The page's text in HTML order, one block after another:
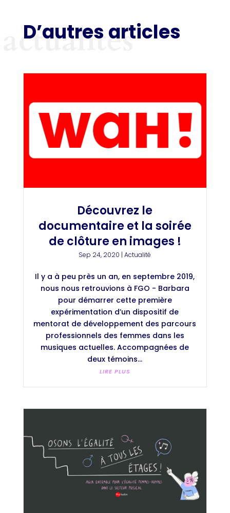
D’autres articles
actualités
Découvrez le
documentaire et la soirée
de clôture en images !
Sep 24, 2020 |Actualité
Il y a à peu près un an, en septembre 2019,
nous nous retrouvions à FGO - Barbara
pour démarrer cette première
expérimentation d’un dispositif de
mentorat de développement des parcours
professionnels des femmes dans les
musiques actuelles. Accompagnées de
deux témoins...
LIRE PLUS